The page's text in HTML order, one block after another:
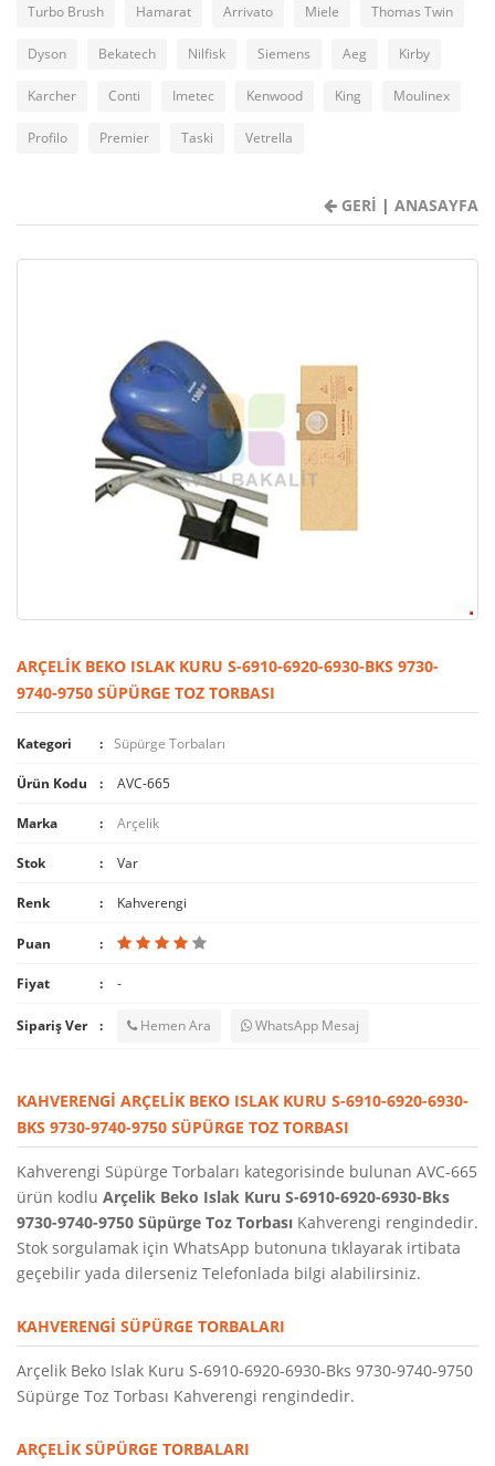
Turbo Brush Hamarat Arrivato Miele Thomas Twin
Dyson Bekatech Nilfisk Siemens Aeg Kirby
Karcher Conti Imetec Kenwood King Moulinex
Profilo Premier Taski Vetrella
GERİ | ANASAYFA
ARÇELIK BEKO ISLAK KURU S-6910-6920-6930-BKS 9730-
9740-9750 SÜPÜRGE TOZ TORBASI
Kategori Süpürge Torbaları
Ürün Kodu AVC-665
Marka Arçelik
Stok Var
Renk Kahverengi
Puan
Fiyat -
Sipariş Ver Hemen Ara WhatsApp Mesaj
KAHVERENGI ARÇELIK BEKO ISLAK KURU S-6910-6920-6930-
BKS 9730-9740-9750 SÜPÜRGE TOZ TORBASI
Kahverengi Süpürge Torbaları kategorisinde bulunan AVC-665
ürün kodlu Arçelik Beko Islak Kuru S-6910-6920-6930-Bks
9730-9740-9750 Süpürge Toz Torbası Kahverengi rengindedir.
Stok sorgulamak için WhatsApp butonuna tıklayarak irtibata
geçebilir yada dilerseniz Telefonlada bilgi alabilirsiniz.
KAHVERENGI SÜPÜRGE TORBALARI
Arçelik Beko Islak Kuru S-6910-6920-6930-Bks 9730-9740-9750
Süpürge Toz Torbası Kahverengi rengindedir.
ARÇELIK SÜPÜRGE TORBALARI